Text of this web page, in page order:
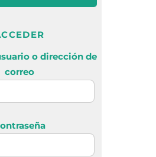
o dirección de
correo